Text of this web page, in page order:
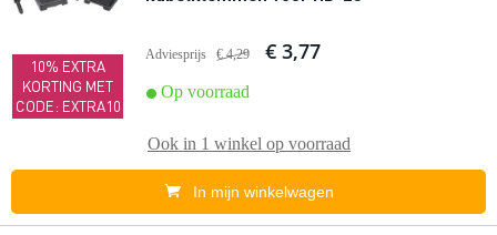
10% EXTRA
KORTING MET
CODE: EXTRA10
Adviesprijs € 4,29 € 3,77
Op voorraad
Ook in 1 winkel op voorraad
In mijn winkelwagen